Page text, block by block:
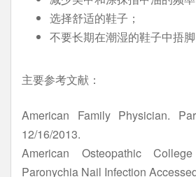
选择舒适的鞋子；
不要长期在潮湿的鞋子中捂脚
主要参考文献：
American Family Physician.
12/16/2013.
American Osteopathic
Paronychia Nail Infection